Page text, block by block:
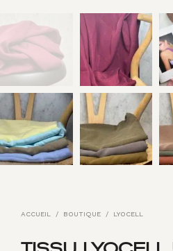
ACCUEIL / BOUTIQUE / LYOCELL